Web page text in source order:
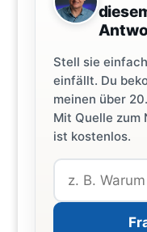
Stell sie
einfällt. Du
meinen über
Mit Quelle zum
ist kostenlos.